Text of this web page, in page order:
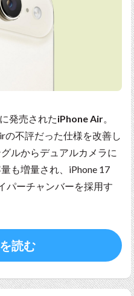
発売されたiPhone Air。
の不評だった仕様を改善し
ルからデュアルカメラに
も増量され、iPhone 17
パーチャンバーを採用す
読む